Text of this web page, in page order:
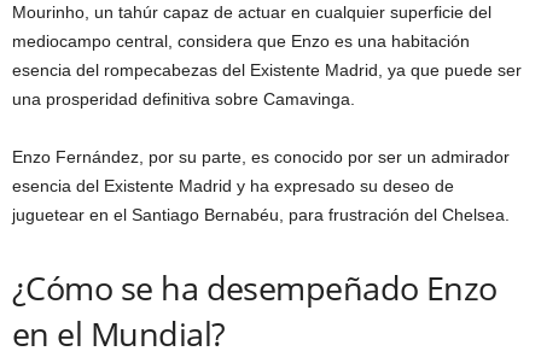
Mourinho, un tahúr capaz de actuar en cualquier superficie del
mediocampo central, considera que Enzo es una habitación
esencia del rompecabezas del Existente Madrid, ya que puede ser
una prosperidad definitiva sobre Camavinga.
Enzo Fernández, por su parte, es conocido por ser un admirador
esencia del Existente Madrid y ha expresado su deseo de
juguetear en el Santiago Bernabéu, para frustración del Chelsea.
¿Cómo se ha desempeñado Enzo
en el Mundial?